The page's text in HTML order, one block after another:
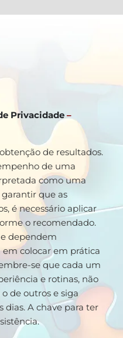
Privacidade –
de resultados.
de uma
como uma
que as
é necessário aplicar
o recomendado.
dependem
colocar em prática
se que cada um
e rotinas, não
de outros e siga
dias. A chave para ter